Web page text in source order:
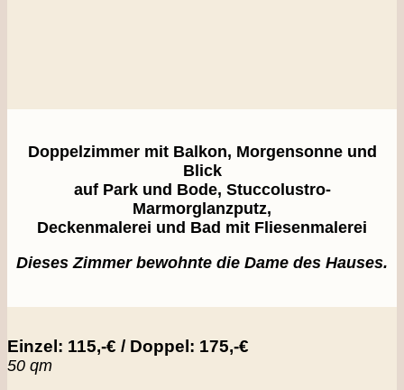
Doppelzimmer mit Balkon, Morgensonne und
Blick
auf Park und Bode, Stuccolustro-
Marmorglanzputz,
Deckenmalerei und Bad mit Fliesenmalerei
Dieses Zimmer bewohnte die Dame des Hauses.
Einzel: 115,-€ / Doppel: 175,-€
50 qm